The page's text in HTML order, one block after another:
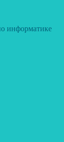
информатике